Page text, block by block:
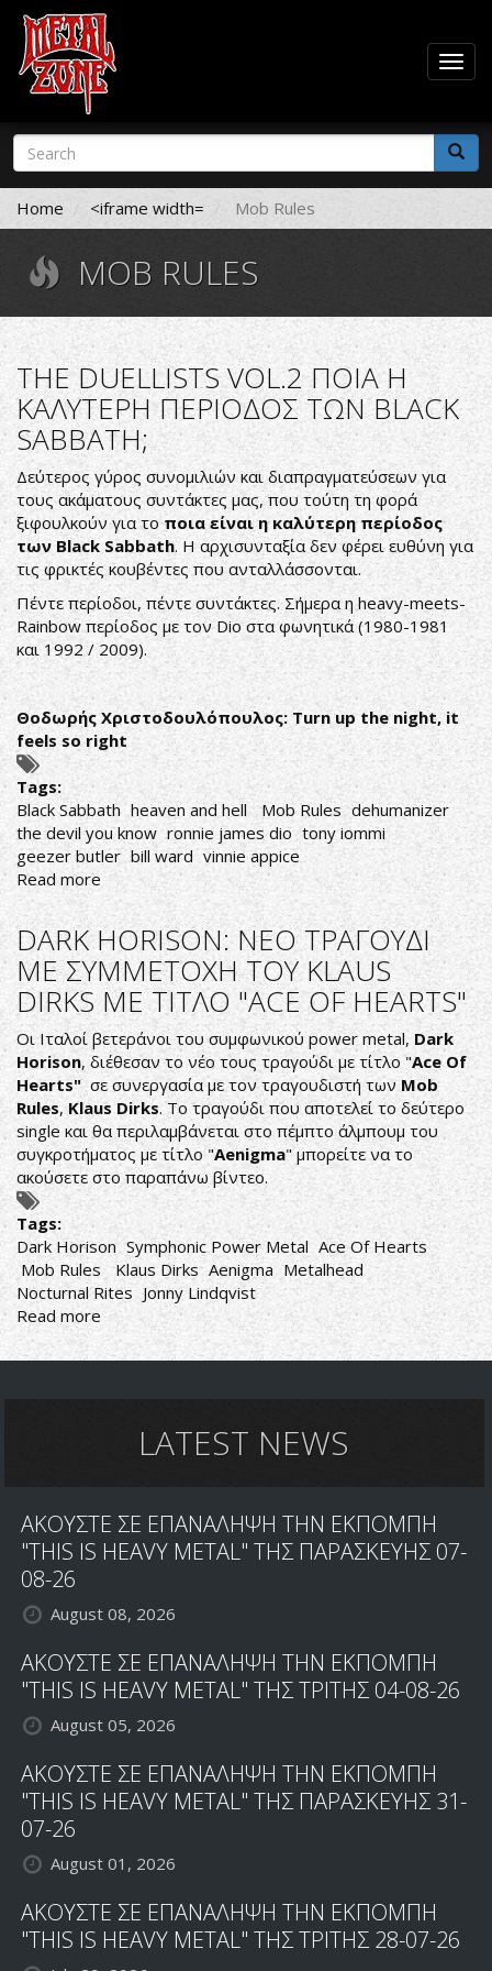
Skip
main
content
Search
form
Search
Home <iframe width= Mob Rules
MOB RULES
THE DUELLISTS VOL.2 ΠΟΙΑ Η
ΚΑΛΥΤΕΡΗ ΠΕΡΙΟΔΟΣ ΤΩΝ BLACK
SABBATH;
Δεύτερος γύρος συνομιλιών και διαπραγματεύσεων για
τους ακάματους συντάκτες μας, που τούτη τη φορά
ξιφουλκούν για τοποια είναι η καλύτερη περίοδος
των Black Sabbath. Η αρχισυνταξία δεν φέρει ευθύνη για
τις φρικτές κουβέντες που ανταλλάσσονται.
Πέντε περίοδοι, πέντε συντάκτες. Σήμερα η heavy-meets-
Rainbow περίοδος με τον Dio στα φωνητικά (1980-1981
και 1992 / 2009).
ΘοδωρήςΧριστοδουλόπουλος: Turn up the night, it
feels so right
Tags:
Black Sabbath heaven and hell Mob Rules dehumanizer
the devil you know ronnie james dio tony iommi
geezer butler bill ward vinnie appice
Read more about
THE
DUELLISTS
VOL.2
ΠΟΙΑ
Η
ΚΑΛΥΤΕΡΗ
ΠΕΡΙΟΔΟΣ
ΤΩΝ
BLACK
SABBATH;
DARK HORISON: ΝΕΟ ΤΡΑΓΟΥΔΙ
ΜΕ ΣΥΜΜΕΤΟΧΗ ΤΟΥ KLAUS
DIRKS ΜΕ ΤΙΤΛΟ "ACE OF HEARTS"
Οι Ιταλοί βετεράνοι του συμφωνικού power metal, Dark
Horison, διέθεσαν το νέο τους τραγούδι με τίτλο "Ace Of
Hearts"σε συνεργασία με τον τραγουδιστή των Mob
Rules,Klaus Dirks. Το τραγούδι που αποτελεί το δεύτερο
single και θα περιλαμβάνεται στο πέμπτο άλμπουμ του
συγκροτήματος με τίτλο "Aenigma" μπορείτε να το
ακούσετε στο παραπάνω βίντεο.
Tags:
Dark Horison Symphonic Power Metal Ace Of Hearts
Mob Rules Klaus Dirks Aenigma Metalhead
Nocturnal Rites Jonny Lindqvist
Read more about
DARK
HORISON:
ΣΥΜΜΕΤΟΧΗ
DIRKS
ΜΕ
OF
LATEST NEWS
ΑΚΟΥΣΤΕ ΣΕ ΕΠΑΝΑΛΗΨΗ ΤΗΝ ΕΚΠΟΜΠΗ
"THIS IS HEAVY METAL" ΤΗΣ ΠΑΡΑΣΚΕΥΗΣ 07-
08-26
August 08, 2026
ΑΚΟΥΣΤΕ ΣΕ ΕΠΑΝΑΛΗΨΗ ΤΗΝ ΕΚΠΟΜΠΗ
"THIS IS HEAVY METAL" ΤΗΣ ΤΡΙΤΗΣ 04-08-26
August 05, 2026
ΑΚΟΥΣΤΕ ΣΕ ΕΠΑΝΑΛΗΨΗ ΤΗΝ ΕΚΠΟΜΠΗ
"THIS IS HEAVY METAL" ΤΗΣ ΠΑΡΑΣΚΕΥΗΣ 31-
07-26
August 01, 2026
ΑΚΟΥΣΤΕ ΣΕ ΕΠΑΝΑΛΗΨΗ ΤΗΝ ΕΚΠΟΜΠΗ
"THIS IS HEAVY METAL" ΤΗΣ ΤΡΙΤΗΣ 28-07-26